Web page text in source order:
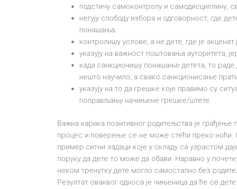
подстичу самоконтролу и самодисциплину,
негују слободу избора и одговорност, где
понашања;
контролишу услове, а не дете, где је
указују на важност поштовања ауторитета,
када санкционишу понашање детета, то
нешто научило, а свако санкционисање
указују на то да грешке које правимо су
поправљању начињене грешке/штете.
Важна карика позитивног родитељства је грађење
процес и поверење се не може стећи преко ноћи.
пример ситни задаци које у складу са узрастом
поруку да дете то може да обави. Наравно у
неком тренутку дете могло самостално без
Резултат оваквог односа је чињеница да ће се